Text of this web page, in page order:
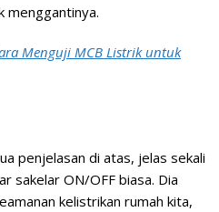
menggantinya.
Menguji MCB Listrik untuk
penjelasan di atas, jelas sekali
sakelar ON/OFF biasa. Dia
kelistrikan rumah kita,